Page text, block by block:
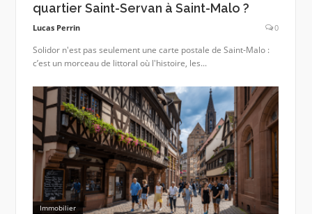
quartier Saint-Servan à Saint-Malo ?
Lucas Perrin 0
Solidor n'est pas seulement une carte postale de Saint‑Malo :
c’est un morceau de littoral où l'histoire, les...
Immobilier